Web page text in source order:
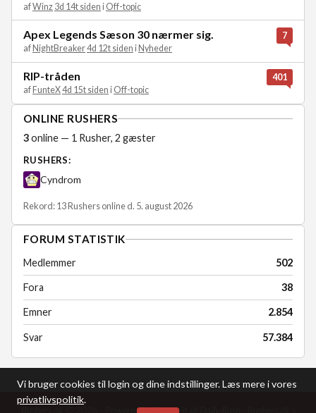
afWinz 3d 14t siden i Off-topic
Apex Legends Sæson 30 nærmer sig.
af NightBreaker4d 12t siden i Nyheder
7
RIP-tråden
af FunteX4d 15t siden i Off-topic
401
ONLINE RUSHERS
3online — 1 Rusher, 2 gæster
RUSHERS:
Cyndrom
Rekord: 13 Rushers online d. 5. august 2026
FORUM STATISTIK
Medlemmer 502
Fora 38
Emner 2.854
Svar 57.384
Rushers.dk © 2026 - Powered by the spirit of Daily Rush -
Vi bruger cookies til login og dine indstillinger. Læs mere i vores
privatlivspolitik.